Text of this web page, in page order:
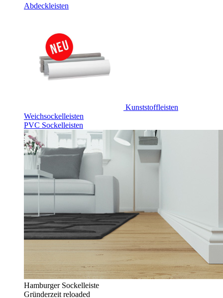
Abdeckleisten
Kunststoffleisten
Weichsockelleisten
PVC Sockelleisten
Hamburger Sockelleiste
Gründerzeit reloaded